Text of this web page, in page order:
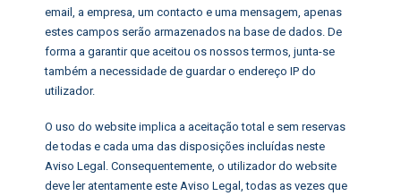
email, a empresa, um contacto e uma mensagem, apenas
estes campos serão armazenados na base de dados. De
forma a garantir que aceitou os nossos termos, junta-se
também a necessidade de guardar o endereço IP do
utilizador.
O uso do website implica a aceitação total e sem reservas
de todas e cada uma das disposições incluídas neste
Aviso Legal. Consequentemente, o utilizador do website
deve ler atentamente este Aviso Legal, todas as vezes que